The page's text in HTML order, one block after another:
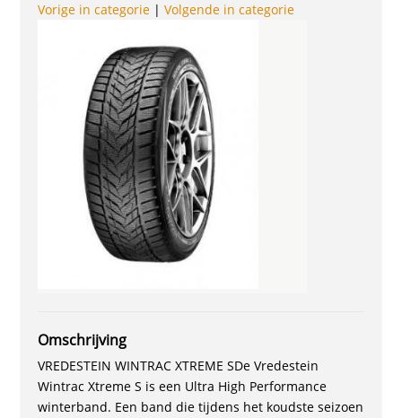
Vorige in categorie |Volgende in categorie
Omschrijving
VREDESTEIN WINTRAC XTREME SDe Vredestein
Wintrac Xtreme S is een Ultra High Performance
winterband. Een band die tijdens het koudste seizoen